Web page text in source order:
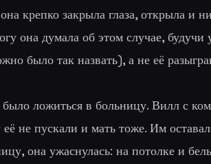
крепко закрыла глаза, открыла и
она думала об этом случае, будучи
было так назвать), а не её
ложиться в больницу. Вилл с
не пускали и мать тоже. Им
она ужаснулась: на потолке и